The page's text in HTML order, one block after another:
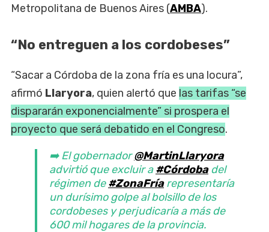
Metropolitana de Buenos Aires (AMBA).
“No entreguen a los cordobeses”
“Sacar a Córdoba de la zona fría es una locura”,
afirmó Llaryora, quien alertó que las tarifas “se
dispararán exponencialmente” si prospera el
proyecto que será debatido en el Congreso.
➡️ El gobernador@MartinLlaryora
advirtió que excluir a#Córdobadel
régimen de#ZonaFríarepresentaría
un durísimo golpe al bolsillo de los
cordobeses y perjudicaría a más de
600 mil hogares de la provincia.